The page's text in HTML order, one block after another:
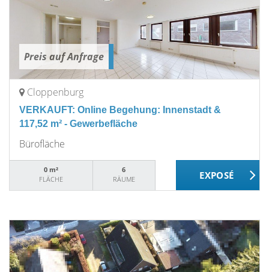
Preis auf Anfrage
Cloppenburg
VERKAUFT: Online Begehung: Innenstadt &
117,52 m² - Gewerbefläche
Bürofläche
0 m²
FLÄCHE
6
RÄUME